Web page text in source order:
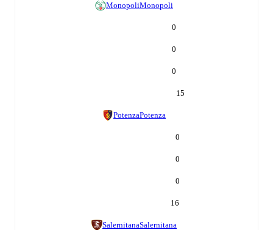
MonopoliMonopoli
0
0
0
15
PotenzaPotenza
0
0
0
16
SalernitanaSalernitana